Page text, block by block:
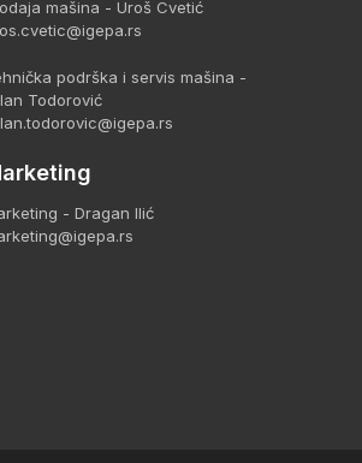
mašina - Uroš Cvetić
podrška i servis mašina -
Todorović
- Dragan Ilić